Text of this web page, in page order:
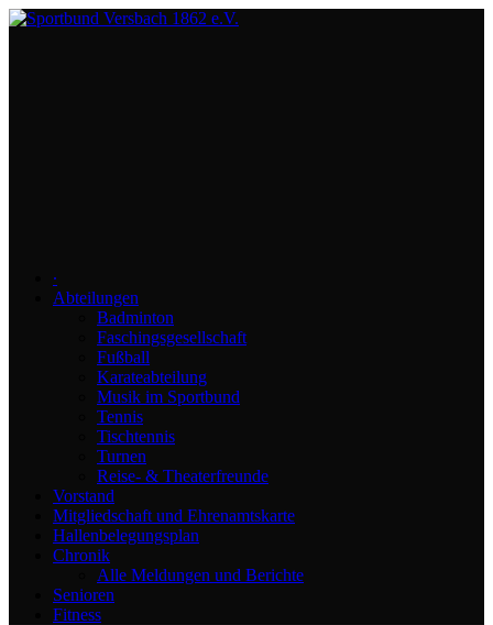
∙
Abteilungen
Badminton
Faschingsgesellschaft
Fußball
Karateabteilung
Musik im Sportbund
Tennis
Tischtennis
Turnen
Reise- & Theaterfreunde
Vorstand
Mitgliedschaft und Ehrenamtskarte
Hallenbelegungsplan
Chronik
Alle Meldungen und Berichte
Senioren
Fitness